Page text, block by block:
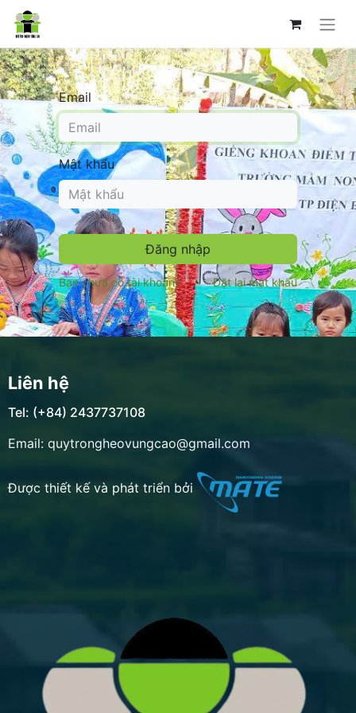
Email
Mật khẩu
Đăng nhập
Bạn chưa có tài khoản? Đặt lại mật khẩu
Liên hệ
Tel: (+84) 2437737108
Email: quytrongheovungcao@gmail.com
Được thiết kế và phát triển bởi